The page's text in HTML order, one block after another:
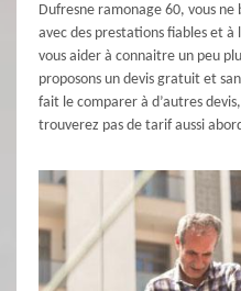
Dufresne ramonage 60, vous
avec des prestations fiables et
vous aider à connaitre un peu
proposons un devis gratuit et
fait le comparer à d’autres
trouverez pas de tarif aussi